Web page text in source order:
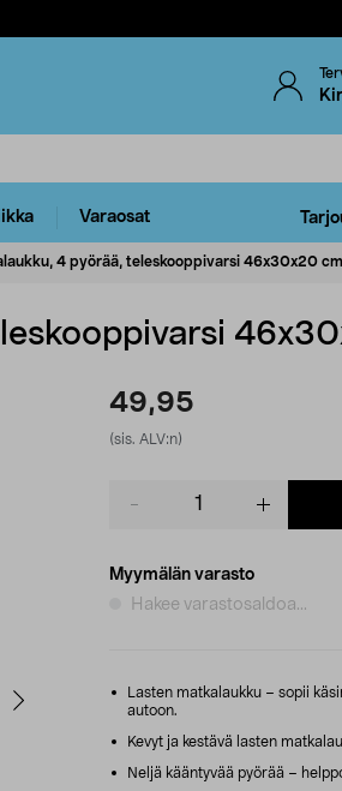
Varaosat
4 pyörää, teleskooppivarsi 46x30x20 cm
49,95
(sis. ALV:n)
Myymälän varasto
Hakee varastosaldoa...
Lasten matkalaukku – sopii
autoon.
Kevyt ja kestävä lasten
Neljä kääntyvää pyörää –